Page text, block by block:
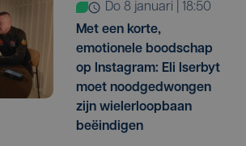
do 8 januari | 18:50
Met een korte,
emotionele boodschap
op Instagram: Eli Iserbyt
moet noodgedwongen
zijn wielerloopbaan
beëindigen